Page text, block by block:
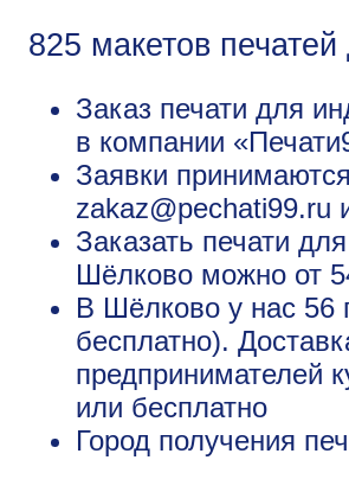
825 макетов
Заказ печати для
в компании
Заявки
zakaz@pechati99.ru
Заказать печати
Шёлково можно от
В Шёлково у нас 56
бесплатно).
предпринимателей
или бесплатно
Город получения